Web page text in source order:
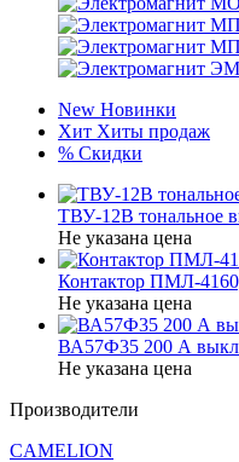
New Новинки
Хит Хиты продаж
% Скидки
ТВУ-12В тональное
Не указана цена
Контактор ПМЛ-
Не указана цена
ВА57Ф35 200 А
Не указана цена
Производители
CAMELION